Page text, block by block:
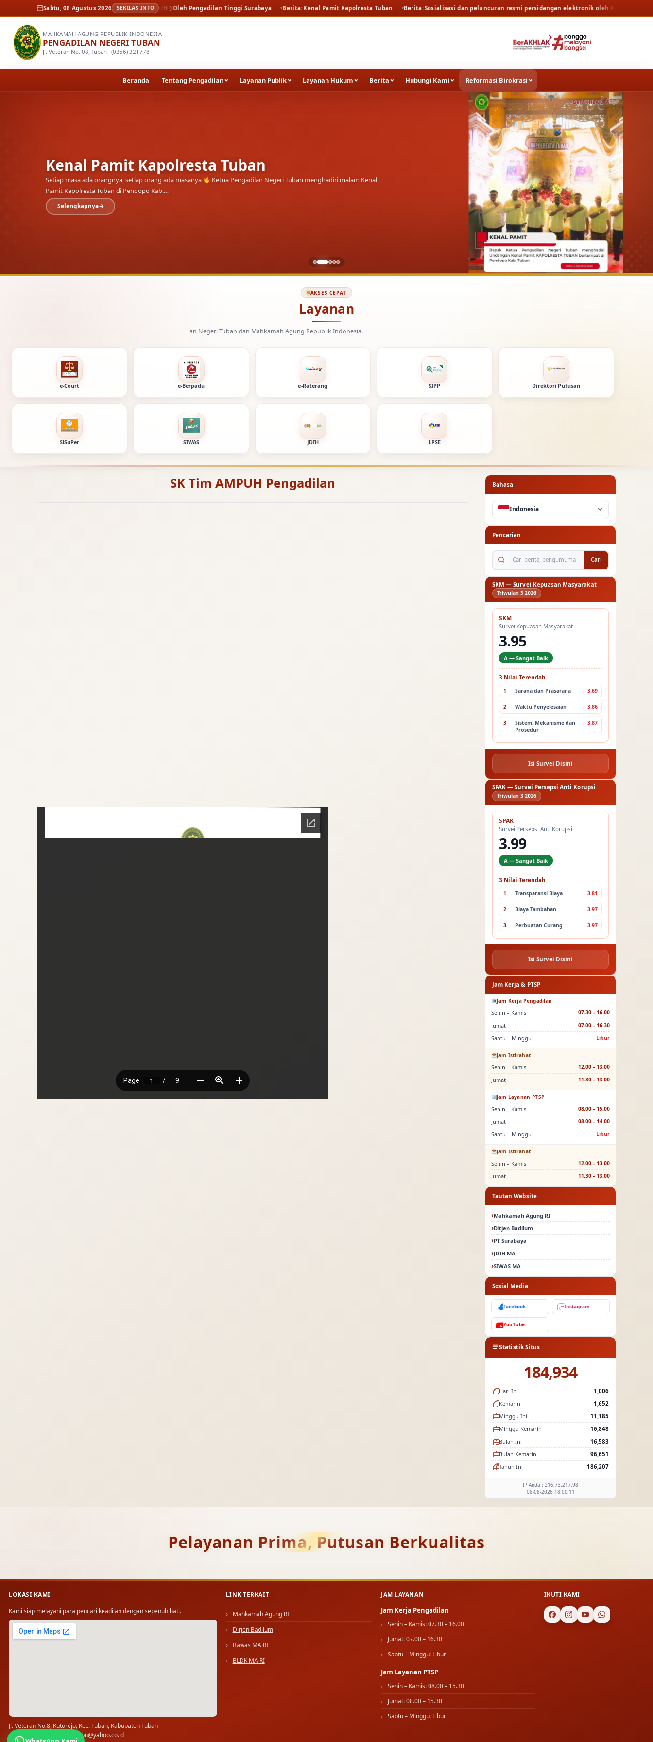
Sabtu, 08 Agustus 2026 SEKILAS INFO
Unggul dan Tangguh ( AMPUH ) Oleh Pengadilan Tinggi Surabaya Berita Kenal Pamit Kapolresta Tuban Berita Sosialisasi dan peluncuran resmi persidangan elektronik oleh Pengadilan Tinggi Surabaya
MAHKAMAH AGUNG REPUBLIK INDONESIA
PENGADILAN NEGERI TUBAN
Jl. Veteran No. 08, Tuban · (0356) 321778
Beranda Tentang Pengadilan Layanan Publik Layanan Hukum Berita Hubungi Kami Reformasi Birokrasi
Kenal Pamit Kapolresta Tuban
Setiap masa ada orangnya, setiap orang ada masanya
Ketua Pengadilan Negeri Tuban menghadiri malam Kenal
Pamit Kapolresta Tuban di Pendopo Kab.…
Selengkapnya
AKSES CEPAT
Layanan
Layanan digital Pengadilan Negeri Tuban dan Mahkamah Agung Republik Indonesia.
e-Court e-Berpadu e-Raterang SIPP Direktori Putusan
SiSuPer SIWAS JDIH LPSE
SK Tim AMPUH Pengadilan Bahasa
Indonesia
Pencarian
Cari berita, pengumuman...
Cari
SKM — Survei Kepuasan Masyarakat
Triwulan 3 2026
SKM
Survei Kepuasan Masyarakat
3.95
A — Sangat Baik
3 Nilai Terendah
1 Sarana dan Prasarana 3.69
2 Waktu Penyelesaian 3.86
3
Sistem, Mekanisme dan
Prosedur
3.87
Isi Survei Disini
SPAK — Survei Persepsi Anti Korupsi
Triwulan 3 2026
SPAK
Survei Persepsi Anti Korupsi
3.99
A — Sangat Baik
3 Nilai Terendah
1 Transparansi Biaya 3.81
2 Biaya Tambahan 3.97
3 Perbuatan Curang 3.97
Isi Survei Disini
Jam Kerja & PTSP
Jam Kerja Pengadilan
Senin – Kamis 07.30 – 16.00
Jumat 07.00 – 16.30
Sabtu – Minggu Libur
Jam Istirahat
Senin – Kamis 12.00 – 13.00
Jumat 11.30 – 13.00
Jam Layanan PTSP
Senin – Kamis 08.00 – 15.00
Jumat 08.00 – 14.00
Sabtu – Minggu Libur
Jam Istirahat
Senin – Kamis 12.00 – 13.00
Jumat 11.30 – 13.00
Tautan Website
Mahkamah Agung RI
Ditjen Badilum
PT Surabaya
JDIH MA
SIWAS MA
Sosial Media
Facebook Instagram
YouTube
Statistik Situs
184,934
Hari Ini
1,006
Kemarin
1,652
Minggu Ini
11,185
Minggu Kemarin
16,848
Bulan Ini
16,583
Bulan Kemarin
96,651
Tahun Ini
186,207
IP Anda : 216.73.217.98
08-08-2026 18:00:11
Pelayanan Prima, Putusan Berkualitas
LOKASI KAMI
Kami siap melayani para pencari keadilan dengan sepenuh hati.
Jl. Veteran No.8, Kutorejo, Kec. Tuban, Kabupaten Tuban
(0356) 321778 · ✉
pn_tbn@yahoo.co.id
LINK TERKAIT
Mahkamah Agung RI
Dirjen Badilum
Bawas MA RI
BLDK MA RI
JAM LAYANAN
Jam Kerja Pengadilan
Senin – Kamis: 07.30 – 16.00
Jumat: 07.00 – 16.30
Sabtu – Minggu: Libur
Jam Layanan PTSP
Senin – Kamis: 08.00 – 15.30
Jumat: 08.00 – 15.30
Sabtu – Minggu: Libur
IKUTI KAMI